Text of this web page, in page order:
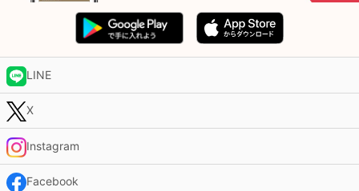
LINE
X
Instagram
Facebook